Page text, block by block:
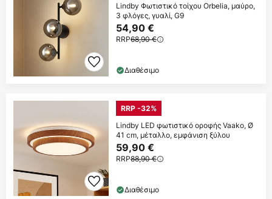
Lindby Φωτιστικό τοίχου Orbelia, μαύρο,
3 φλόγες, γυαλί, G9
54,90 €
RRP68,90 €
Διαθέσιμο
RRP -32%
Lindby LED φωτιστικό οροφής Vaako, Ø
41 cm, μέταλλο, εμφάνιση ξύλου
59,90 €
RRP88,90 €
Διαθέσιμο